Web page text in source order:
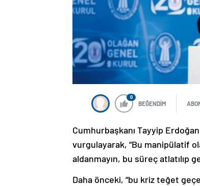
0
BEĞENDİM
Cumhurbaşkanı Tayyip
vurgulayarak, “Bu manipülatif
aldanmayın, bu süreç atlatılıp
Daha önceki, “bu kriz teğet